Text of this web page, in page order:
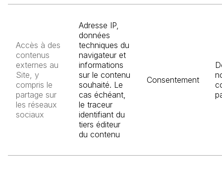
Accès à des
contenus
externes au
Site, y
compris le
partage sur
les réseaux
sociaux
Adresse IP,
données
techniques du
navigateur et
informations
sur le contenu
souhaité. Le
cas échéant,
le traceur
identifiant du
tiers éditeur
du contenu
Consentement